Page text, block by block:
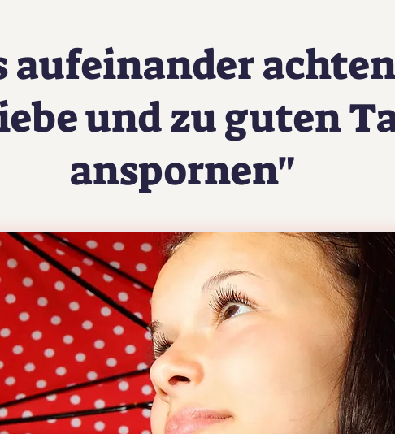
aufeinander
und zu guten
anspornen"